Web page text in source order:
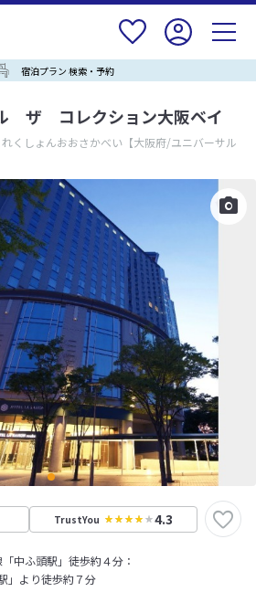
宿泊プラン 検索・予約
ザ コレクション大阪ベイ
くしょんおおさかべい 【大阪府/ユニバーサル
TrustYou 4.3
中ふ頭駅」徒歩約４分：
」より徒歩約７分